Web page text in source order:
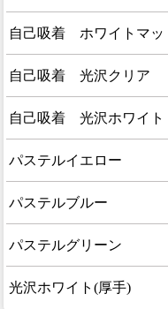
自己吸着 ホワイトマッ
自己吸着 光沢クリア
自己吸着 光沢ホワイト
パステルイエロー
パステルブルー
パステルグリーン
光沢ホワイト(厚手)